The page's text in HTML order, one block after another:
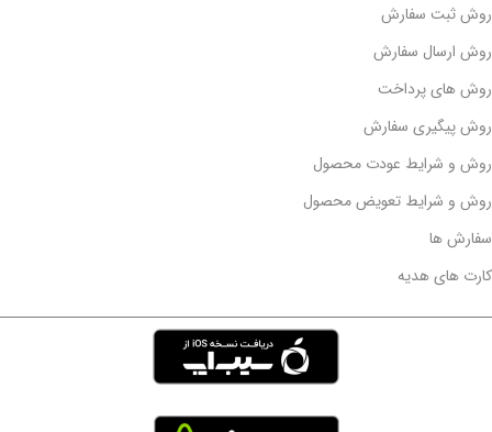
روش ثبت سفارش
روش ارسال سفارش
روش های پرداخت
روش پیگیری سفارش
روش و شرایط عودت محصول
روش و شرایط تعویض محصول
سفارش ها
کارت های هدیه